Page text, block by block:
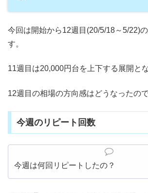
今回は開始から12週目(20/5/18～5/22)
す。
11週目は20,000円台を上下する展開と
12週目の相場の方向感はどうなったので
今週のリピート回数
今週は何回リピートしたの？